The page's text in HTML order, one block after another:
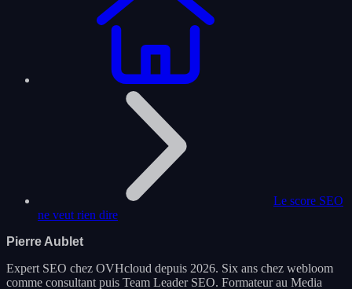
Le score SEO
ne veut rien dire
Pierre Aublet
Expert SEO chez OVHcloud depuis 2026. Six ans chez webloom
comme consultant puis Team Leader SEO. Formateur au Media